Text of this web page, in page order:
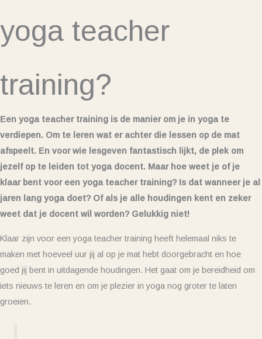
yoga teacher
training?
Een yoga teacher training is de manier om je in yoga te
verdiepen. Om te leren wat er achter die lessen op de mat
afspeelt. En voor wie lesgeven fantastisch lijkt, de plek om
jezelf op te leiden tot yoga docent. Maar hoe weet je of je
klaar bent voor een yoga teacher training? Is dat wanneer je al
jaren lang yoga doet? Of als je alle houdingen kent en zeker
weet dat je docent wil worden? Gelukkig niet!
Klaar zijn voor een yoga teacher training heeft helemaal niks te
maken met hoeveel uur jij al op je mat hebt doorgebracht en hoe
goed jij bent in uitdagende houdingen. Het gaat om je bereidheid om
iets nieuws te leren en om je plezier in yoga nog groter te laten
groeien.